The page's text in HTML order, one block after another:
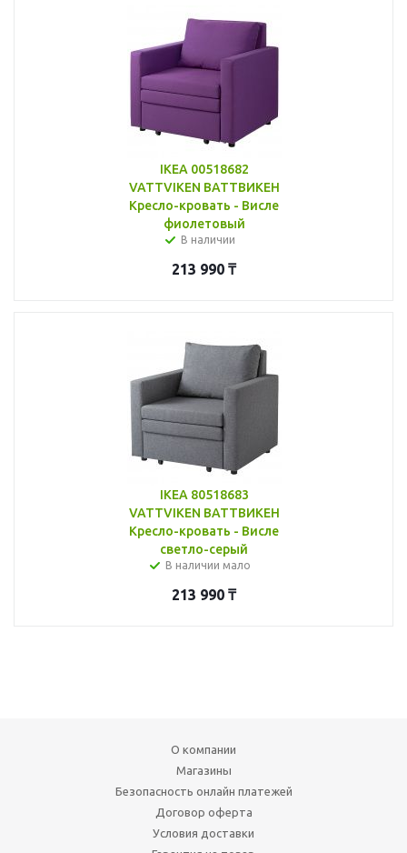
IKEA 00518682
VATTVIKEN ВАТТВИКЕН
Кресло-кровать - Висле
фиолетовый
В наличии
213 990 ₸
IKEA 80518683
VATTVIKEN ВАТТВИКЕН
Кресло-кровать - Висле
светло-серый
В наличии мало
213 990 ₸
О компании
Магазины
Безопасность онлайн платежей
Договор оферта
Условия доставки